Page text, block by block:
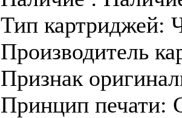
Тип картриджей:
Производитель
Признак
Принцип печати: